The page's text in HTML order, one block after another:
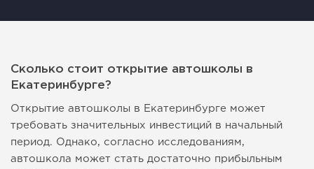
Сколько стоит открытие автошколы в
Екатеринбурге?
Открытие автошколы в Екатеринбурге может
требовать значительных инвестиций в начальный
период. Однако, согласно исследованиям,
автошкола может стать достаточно прибыльным